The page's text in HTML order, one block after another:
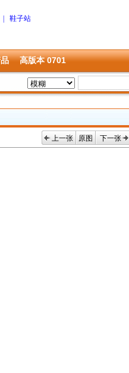
鞋子站
高版本 0701
上一张 原图
下一张